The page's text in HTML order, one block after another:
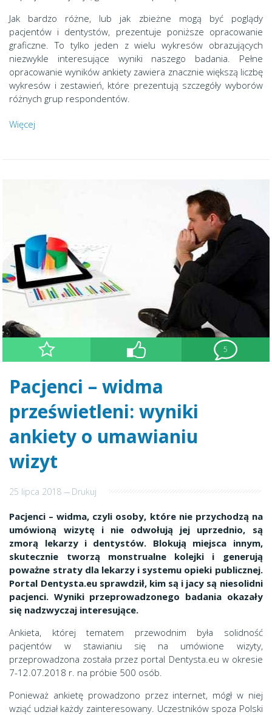
Jak bardzo różne, lub jak zbieżne mogą być poglądy
pacjentów i dentystów, prezentuje poniższe opracowanie
graficzne. To tylko jeden z wielu wykresów obrazujących
niezwykle interesujące wyniki naszego badania. Pełne
opracowanie wyników ankiety zawiera znacznie większą liczbę
wykresów i zestawień, które prezentują szczegóły wyborów
różnych grup respondentów.
Więcej
5
Pacjenci – widma
prześwietleni: wyniki
ankiety o umawianiu
wizyt
25 lipca 2018--- Drukuj
Pacjenci – widma, czyli osoby, które nie przychodzą na
umówioną wizytę i nie odwołują jej uprzednio, są
zmorą lekarzy i dentystów. Blokują miejsca innym,
skutecznie tworzą monstrualne kolejki i generują
poważne straty dla lekarzy i systemu opieki publicznej.
Portal Dentysta.eu sprawdził, kim są i jacy są niesolidni
pacjenci. Wyniki przeprowadzonego badania okazały
się nadzwyczaj interesujące.
Ankieta, której tematem przewodnim była solidność
pacjentów w stawianiu się na umówione wizyty,
przeprowadzona została przez portal Dentysta.eu w okresie
7-12.07.2018 r. na próbie 500 osób.
Ponieważ ankietę prowadzono przez internet, mógł w niej
wziąć udział każdy zainteresowany. Uczestników spoza Polski